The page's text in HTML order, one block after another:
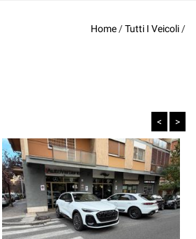
Home /Tutti I Veicoli /
< >